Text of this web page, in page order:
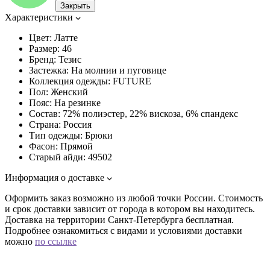
Закрыть
Характеристики
Цвет: Латте
Размер: 46
Бренд: Тезис
Застежка: На молнии и пуговице
Коллекция одежды: FUTURE
Пол: Женский
Пояс: На резинке
Состав: 72% полиэстер, 22% вискоза, 6% спандекс
Страна: Россия
Тип одежды: Брюки
Фасон: Прямой
Старый айди: 49502
Информация о доставке
Оформить заказ возможно из любой точки России. Стоимость
и срок доставки зависит от города в котором вы находитесь.
Доставка на территории Санкт-Петербурга бесплатная.
Подробнее ознакомиться с видами и условиями доставки
можно по ссылке